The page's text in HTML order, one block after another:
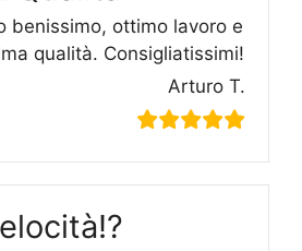
benissimo, ottimo lavoro e
qualità. Consigliatissimi!
Arturo T.